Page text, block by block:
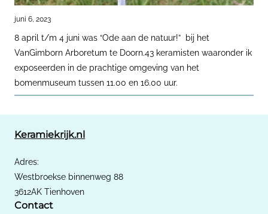
juni 6, 2023
8 april t/m 4 juni was “Ode aan de natuur!” bij het
VanGimborn Arboretum te Doorn.43 keramisten waaronder ik
exposeerden in de prachtige omgeving van het
bomenmuseum tussen 11.00 en 16.00 uur.
Keramiekrijk.nl
Adres:
Westbroekse binnenweg 88
3612AK Tienhoven
Contact